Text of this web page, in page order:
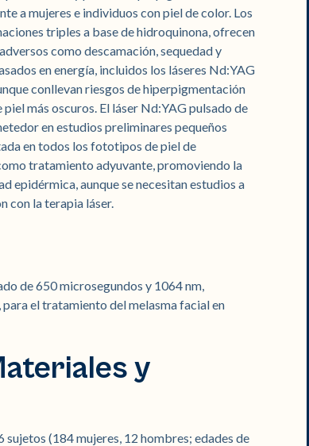
a mujeres e individuos con piel de color. Los
triples a base de hidroquinona, ofrecen
como descamación, sequedad y
en energía, incluidos los láseres Nd:YAG
conllevan riesgos de hiperpigmentación
más oscuros. El láser Nd:YAG pulsado de
en estudios preliminares pequeños
en todos los fototipos de piel de
tratamiento adyuvante, promoviendo la
epidérmica, aunque se necesitan estudios a
con la terapia láser.
de 650 microsegundos y 1064 nm,
el tratamiento del melasma facial en
y
(184 mujeres, 12 hombres; edades de